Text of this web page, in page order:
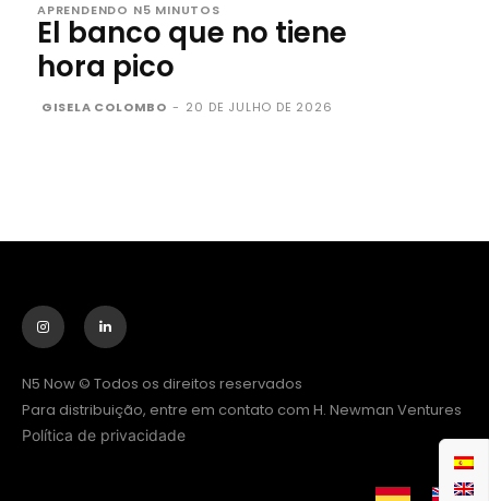
APRENDENDO N5 MINUTOS
El banco que no tiene
hora pico
GISELA COLOMBO - 20 DE JULHO DE 2026
N5 Now © Todos os direitos reservados
Para distribuição, entre em contato com H. Newman Ventures
Política de privacidade